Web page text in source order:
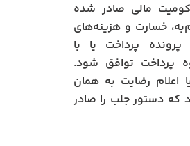
مالی صادر شده
خسارت و هزینه‌های
پرداخت یا با
پرداخت توافق شود.
رضایت به همان
که دستور جلب را صادر